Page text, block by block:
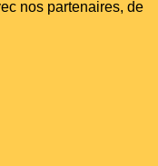
nos partenaires, de